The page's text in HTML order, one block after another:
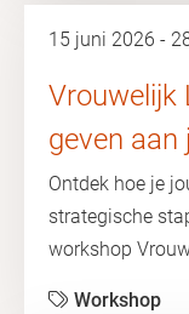
15 juni 2026 -
Vrouwelijk
geven aan
Ontdek hoe je
strategische
workshop
Workshop